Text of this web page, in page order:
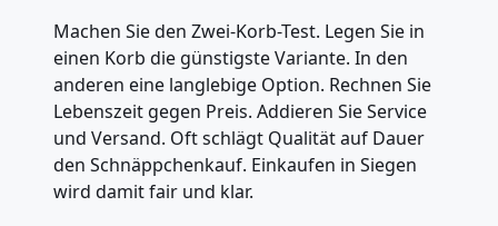
Machen Sie den Zwei-Korb-Test. Legen Sie in
einen Korb die günstigste Variante. In den
anderen eine langlebige Option. Rechnen Sie
Lebenszeit gegen Preis. Addieren Sie Service
und Versand. Oft schlägt Qualität auf Dauer
den Schnäppchenkauf. Einkaufen in Siegen
wird damit fair und klar.